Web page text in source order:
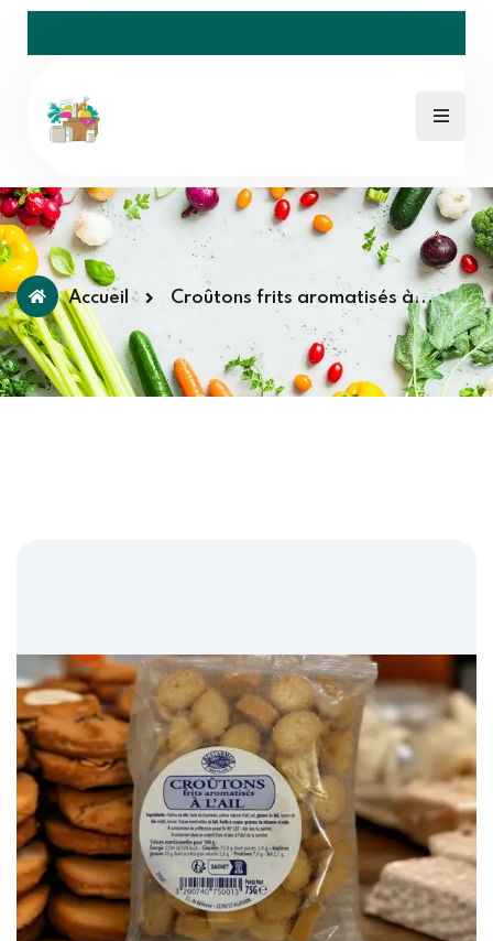
Accueil Croûtons frits aromatisés à...